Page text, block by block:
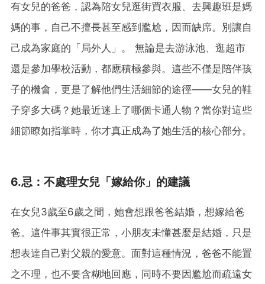
有女兒的爸爸，認為陪女兒逛街買衣服、去興趣班是媽
媽的事，自己不擅長甚至感到尷尬，因而缺席。別讓自
己成為家庭的「局外人」。 無論是去游泳池、逛超市
還是參加學校活動，都應積極參與。這些不僅是陪伴孩
子的機會，更是了解他們生活細節的途徑——女兒的鞋
子穿多大碼？她最近迷上了哪個卡通人物？當你對這些
細節瞭如指掌時，你才真正成為了她生活的核心部分。
6.忌 ：不處理女兒 「嫁給你」的建議
在女兒3歲至6歲之間，她會想跟爸爸結婚，想嫁給爸
爸。這件事其實很正常，小朋友未懂甚麼是結婚，只是
想表達自己對父親的愛意。面對這種情況，爸爸不能置
之不理，也不要含糊地回應，同時不要因尷尬而疏遠女